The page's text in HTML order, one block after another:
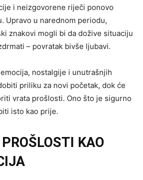
i neizgovorene riječi ponovo
Upravo u narednom periodu,
znakovi mogli bi da dožive situaciju
– povratak bivše ljubavi.
nostalgije i unutrašnjih
priliku za novi početak, dok će
vrata prošlosti. Ono što je sigurno
isto kao prije.
KAO